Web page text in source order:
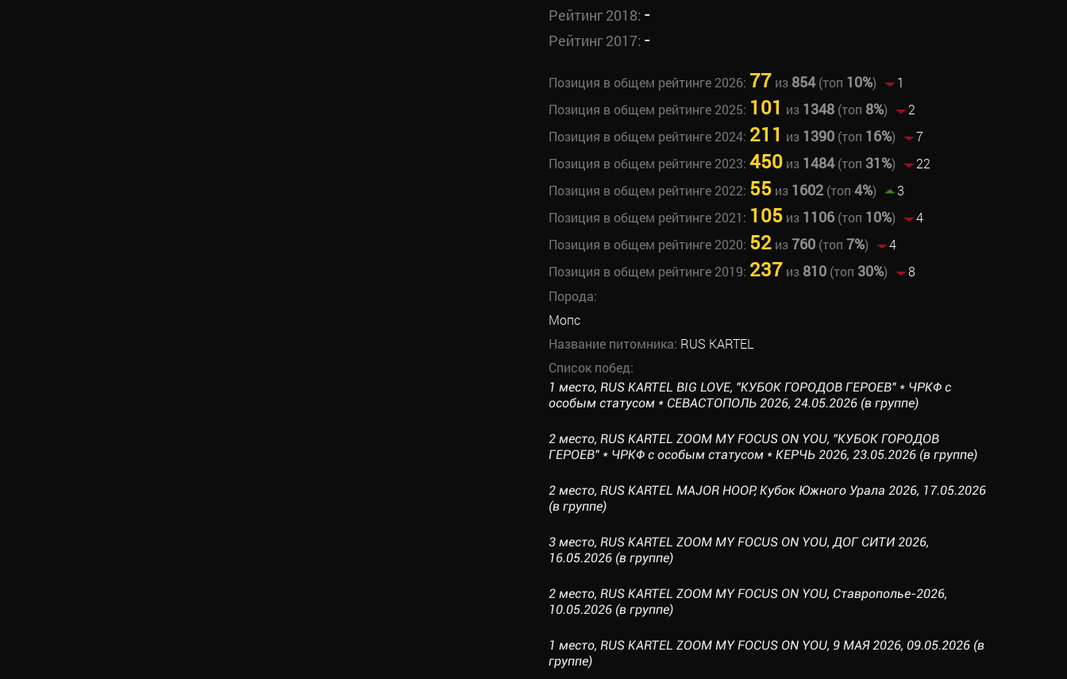
Рейтинг 2018: -
Рейтинг 2017: -
Позиция в общем рейтинге 2026: 77 из 854(топ 10%)
1
Позиция в общем рейтинге 2025: 101 из 1348(топ 8%)
2
Позиция в общем рейтинге 2024: 211 из 1390(топ 16%)
7
Позиция в общем рейтинге 2023: 450из 1484(топ 31%)
22
Позиция в общем рейтинге 2022: 55из 1602(топ 4%)
3
Позиция в общем рейтинге 2021: 105из 1106(топ 10%)
4
Позиция в общем рейтинге 2020: 52из760(топ 7%)
4
Позиция в общем рейтинге 2019: 237 из 810(топ 30%)
8
Порода:
Мопс
Название питомника: RUS KARTEL
Список побед:
1 место, RUS KARTEL BIG LOVE, "КУБОК ГОРОДОВ ГЕРОЕВ" * ЧРКФ с
особым статусом * СЕВАСТОПОЛЬ 2026, 24.05.2026 (в группе)
2 место, RUS KARTEL ZOOM MY FOCUS ON YOU, "КУБОК ГОРОДОВ
ГЕРОЕВ" * ЧРКФ с особым статусом * КЕРЧЬ 2026, 23.05.2026 (в группе)
2 место, RUS KARTEL MAJOR HOOP, Кубок Южного Урала 2026, 17.05.2026
(в группе)
3 место, RUS KARTEL ZOOM MY FOCUS ON YOU, ДОГ СИТИ 2026,
16.05.2026 (в группе)
2 место, RUS KARTEL ZOOM MY FOCUS ON YOU, Ставрополье-2026,
10.05.2026 (в группе)
1 место, RUS KARTEL ZOOM MY FOCUS ON YOU, 9 МАЯ 2026, 09.05.2026 (в
группе)